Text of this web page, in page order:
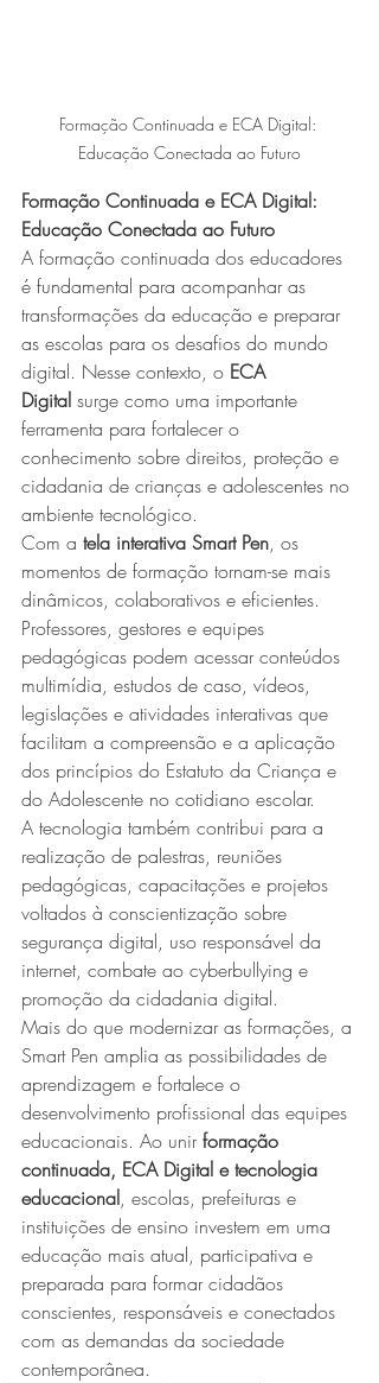
Formação Continuada e ECA Digital:
Educação Conectada ao Futuro
Formação Continuada e ECA Digital:
Educação Conectada ao Futuro
A formação continuada dos educadores
é fundamental para acompanhar as
transformações da educação e preparar
as escolas para os desafios do mundo
digital. Nesse contexto, o ECA
Digital surge como uma importante
ferramenta para fortalecer o
conhecimento sobre direitos, proteção e
cidadania de crianças e adolescentes no
ambiente tecnológico.
Com a tela interativa Smart Pen, os
momentos de formação tornam-se mais
dinâmicos, colaborativos e eficientes.
Professores, gestores e equipes
pedagógicas podem acessar conteúdos
multimídia, estudos de caso, vídeos,
legislações e atividades interativas que
facilitam a compreensão e a aplicação
dos princípios do Estatuto da Criança e
do Adolescente no cotidiano escolar.
A tecnologia também contribui para a
realização de palestras, reuniões
pedagógicas, capacitações e projetos
voltados à conscientização sobre
segurança digital, uso responsável da
internet, combate ao cyberbullying e
promoção da cidadania digital.
Mais do que modernizar as formações, a
Smart Pen amplia as possibilidades de
aprendizagem e fortalece o
desenvolvimento profissional das equipes
educacionais. Ao unir formação
continuada, ECA Digital e tecnologia
educacional, escolas, prefeituras e
instituições de ensino investem em uma
educação mais atual, participativa e
preparada para formar cidadãos
conscientes, responsáveis e conectados
com as demandas da sociedade
contemporânea.